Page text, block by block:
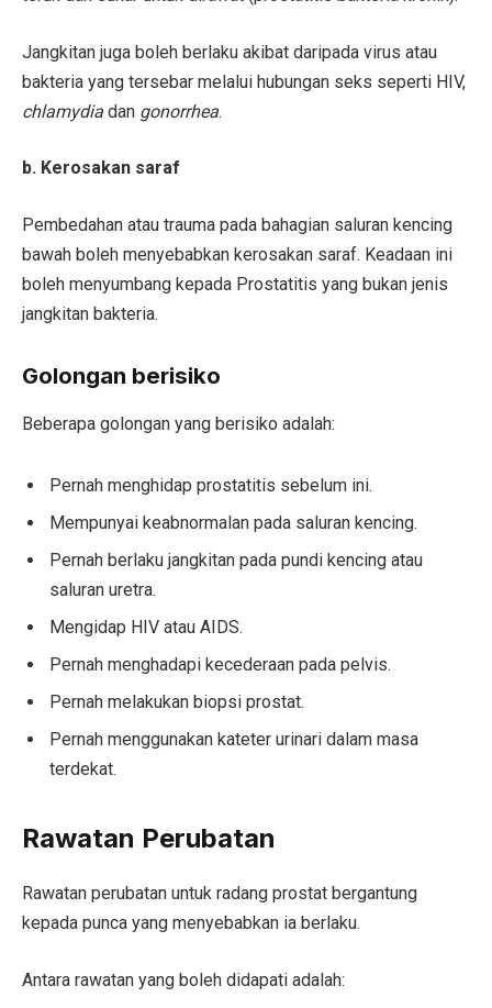
Jangkitan juga boleh berlaku akibat daripada virus atau
bakteria yang tersebar melalui hubungan seks seperti HIV,
chlamydia dan gonorrhea.
b. Kerosakan saraf
Pembedahan atau trauma pada bahagian saluran kencing
bawah boleh menyebabkan kerosakan saraf. Keadaan ini
boleh menyumbang kepada Prostatitis yang bukan jenis
jangkitan bakteria.
Golongan berisiko
Beberapa golongan yang berisiko adalah:
Pernah menghidap prostatitis sebelum ini.
Mempunyai keabnormalan pada saluran kencing.
Pernah berlaku jangkitan pada pundi kencing atau
saluran uretra.
Mengidap HIV atau AIDS.
Pernah menghadapi kecederaan pada pelvis.
Pernah melakukan biopsi prostat.
Pernah menggunakan kateter urinari dalam masa
terdekat.
Rawatan Perubatan
Rawatan perubatan untuk radang prostat bergantung
kepada punca yang menyebabkan ia berlaku.
Antara rawatan yang boleh didapati adalah: